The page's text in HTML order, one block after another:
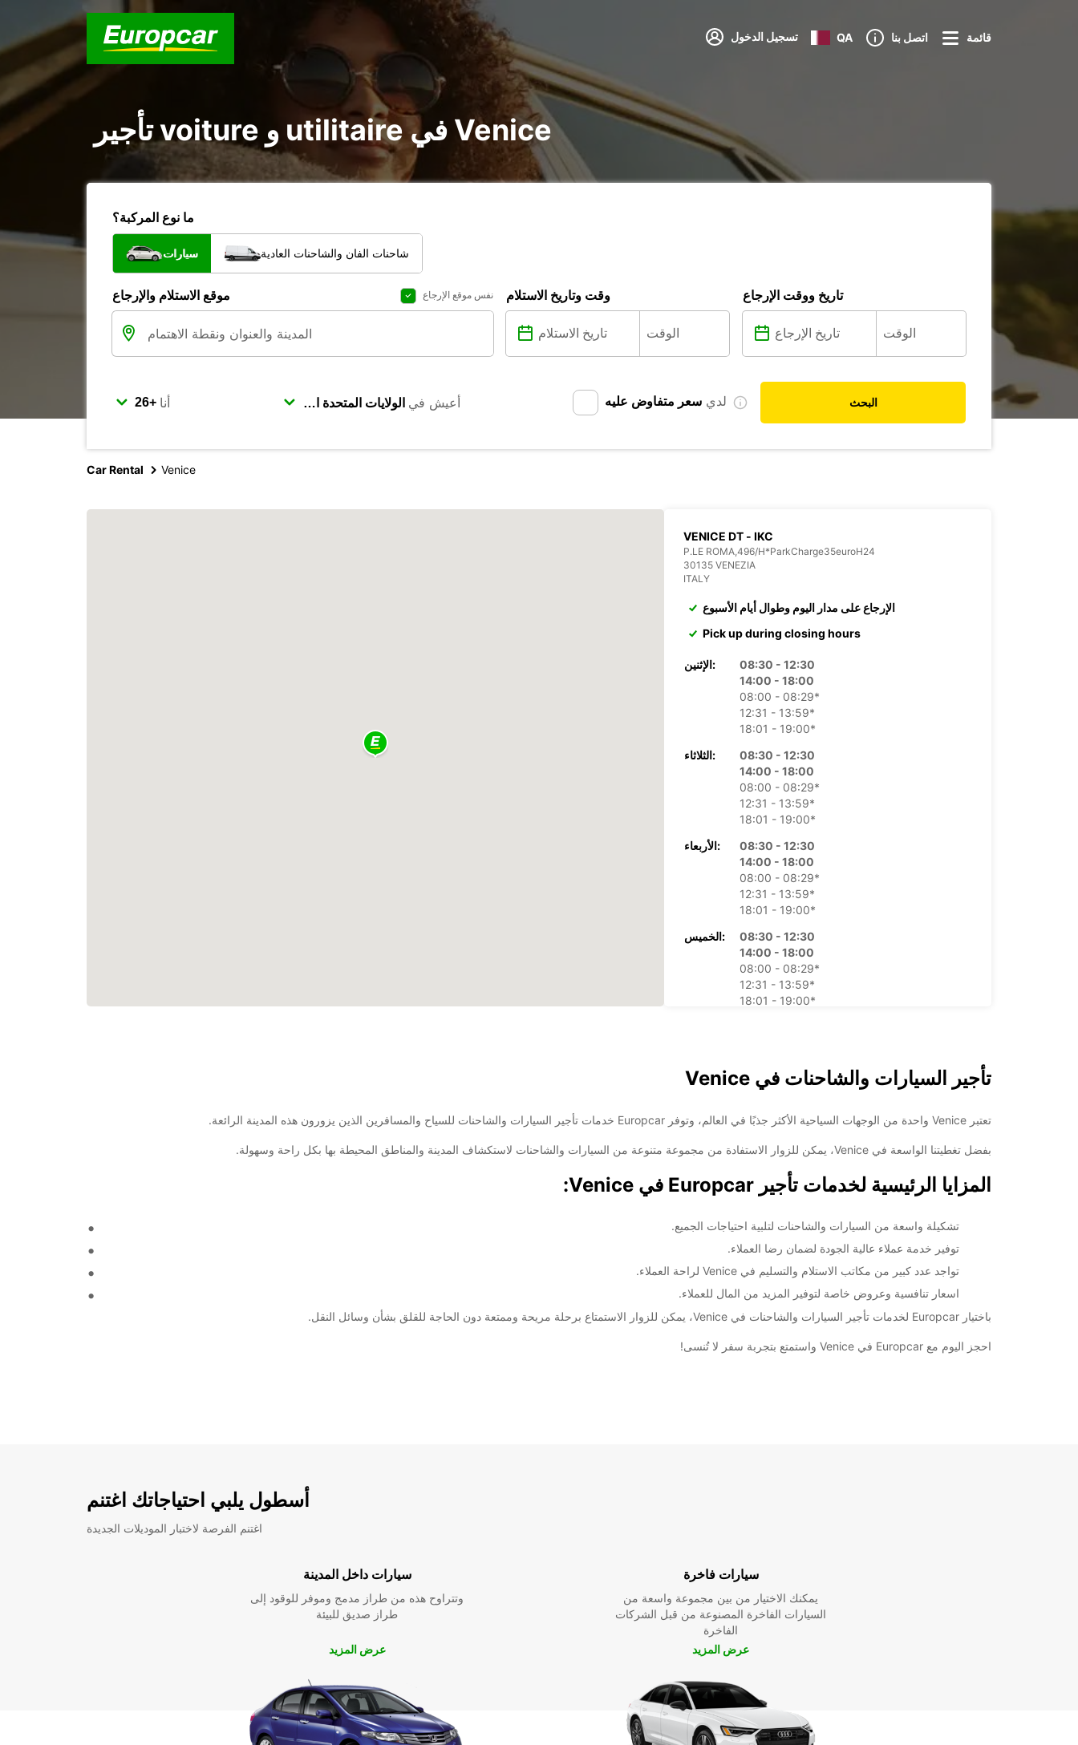
تسجيل الدخول QA اتصل بنا قائمة
تأجير voiture و utilitaire في Venice
ما نوع المركبة؟
سيارات شاحنات الفان والشاحنات العادية
موقع الاستلام والإرجاع نفس موقع الإرجاع وقت وتاريخ الاستلام تاريخ ووقت الإرجاع
أنا أعيش في لدي سعر متفاوض عليه البحث
Car Rental Venice
VENICE DT - IKC
P.LE ROMA,496/H*ParkCharge35euroH24
30135 VENEZIA
ITALY
الإرجاع على مدار اليوم وطوال أيام الأسبوع
Pick up during closing hours
الإثنين:
08:30 - 12:30
14:00 - 18:00
08:00 - 08:29*
12:31 - 13:59*
18:01 - 19:00*
الثلاثاء:
08:30 - 12:30
14:00 - 18:00
08:00 - 08:29*
12:31 - 13:59*
18:01 - 19:00*
الأربعاء:
08:30 - 12:30
14:00 - 18:00
08:00 - 08:29*
12:31 - 13:59*
18:01 - 19:00*
الخميس:
08:30 - 12:30
14:00 - 18:00
08:00 - 08:29*
12:31 - 13:59*
18:01 - 19:00*
12:31 - 13:59*
18:01 - 19:00*
السبت:
08:30 - 12:30
12:31 - 18:00*
08:30 - 18:00*
These opening hours may vary due to public holidays.
+39 (041) 5238616
خط سير الرحلة
تأجير السيارات والشاحنات في Venice
تعتبر Venice واحدة من الوجهات السياحية الأكثر جذبًا في العالم، وتوفر Europcar خدمات تأجير السيارات والشاحنات للسياح والمسافرين الذين يزورون هذه المدينة الرائعة.
بفضل تغطيتنا الواسعة في Venice، يمكن للزوار الاستفادة من مجموعة متنوعة من السيارات والشاحنات لاستكشاف المدينة والمناطق المحيطة بها بكل راحة وسهولة.
المزايا الرئيسية لخدمات تأجير Europcar في Venice:
تشكيلة واسعة من السيارات والشاحنات لتلبية احتياجات الجميع.
توفير خدمة عملاء عالية الجودة لضمان رضا العملاء.
تواجد عدد كبير من مكاتب الاستلام والتسليم في Venice لراحة العملاء.
اسعار تنافسية وعروض خاصة لتوفير المزيد من المال للعملاء.
باختيار Europcar لخدمات تأجير السيارات والشاحنات في Venice، يمكن للزوار الاستمتاع برحلة مريحة وممتعة دون الحاجة للقلق بشأن وسائل النقل.
احجز اليوم مع Europcar في Venice واستمتع بتجربة سفر لا تُنسى!
أسطول يلبي احتياجاتك اغتنم
اغتنم الفرصة لاختبار الموديلات الجديدة
سيارات داخل المدينة
وتتراوح هذه من طراز مدمج وموفر للوقود إلى
طراز صديق للبيئة
عرض المزيد
سيارات فاخرة
يمكنك الاختيار من بين مجموعة واسعة من
السيارات الفاخرة المصنوعة من قبل الشركات
الفاخرة
عرض المزيد